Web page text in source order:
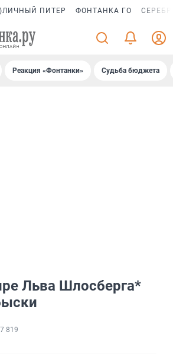
ПИТЕР ФОНТАНКА ГО
Реакция «Фонтанки» Судьба бюджета
Льва Шлосберга*
7 819